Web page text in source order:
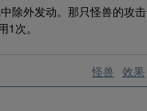
除外发动。那只怪兽的攻击
次。
怪兽 效果